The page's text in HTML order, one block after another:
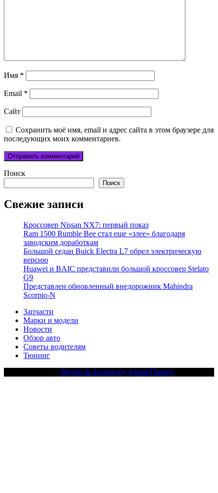
Имя *
Email *
Сайт
Сохранить моё имя, email и адрес сайта в этом браузере для
последующих моих комментариев.
Поиск
Поиск
Свежие записи
Кроссовер Nissan NX7: первый показ
Ram 1500 Rumble Bee стал еще «злее» благодаря
заводским доработкам
Большой седан Buick Electra L7 обрел электрическую
версию
Huawei и BAIC представили большой кроссовер Stelato
G9
Представлен обновленный внедорожник Mahindra
Scorpio-N
Запчасти
Марки и модели
Новости
Обзор авто
Советы водителям
Тюнинг
Design & develop by AmpleThemes